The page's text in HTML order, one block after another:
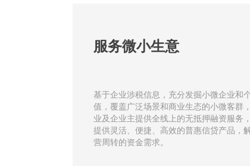
服务微小生意
基于企业涉税信息，充分发掘小微企业和
值，覆盖广泛场景和商业生态的小微客群
业及企业主提供全线上的无抵押融资服务
提供灵活、便捷、高效的普惠信贷产品，
营周转的资金需求。